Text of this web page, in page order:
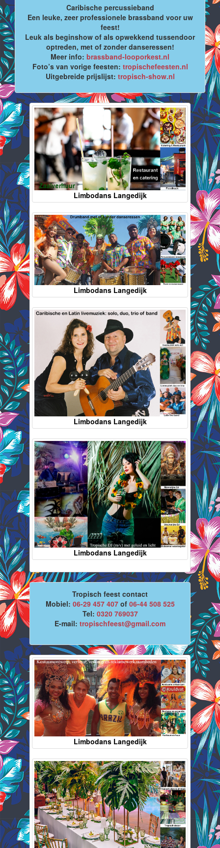
Caribische percussieband
Een leuke, zeer professionele brassband voor uw
feest!
Leuk als beginshow of als opwekkend tussendoor
optreden, met of zonder danseressen!
Meer info: brassband-looporkest.nl
Foto’s van vorige feesten: tropischefeesten.nl
Uitgebreide prijslijst: tropisch-show.nl
Limbodans Langedijk
Limbodans Langedijk
Limbodans Langedijk
Limbodans Langedijk
Tropisch feest contact
Mobiel: 06-29 457 407of 06-44 508 525
Tel: 0320 769037
E-mail: tropischfeest@gmail.com
Limbodans Langedijk